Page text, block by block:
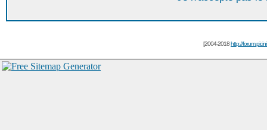
[2004-2018http://